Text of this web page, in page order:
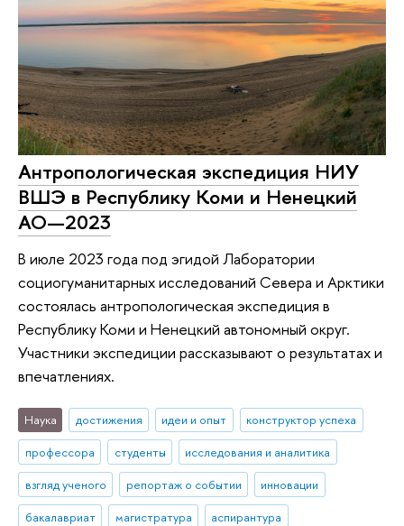
Антропологическая экспедиция НИУ
ВШЭ в Республику Коми и Ненецкий
АО—2023
В июле 2023 года под эгидой Лаборатории
социогуманитарных исследований Севера и Арктики
состоялась антропологическая экспедиция в
Республику Коми и Ненецкий автономный округ.
Участники экспедиции рассказывают о результатах и
впечатлениях.
Наука достижения идеи и опыт
конструктор успеха
профессора
студенты
исследования и аналитика
взгляд ученого
репортаж о событии
инновации
бакалавриат
магистратура
аспирантура